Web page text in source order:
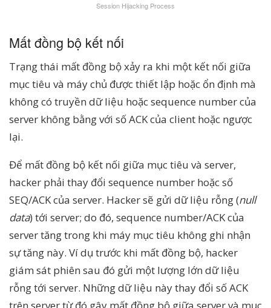
Session Hijacking Process
Mất đồng bộ kết nối
Trạng thái mất đồng bộ xảy ra khi một kết nối giữa
mục tiêu và máy chủ được thiết lập hoặc ổn định mà
không có truyền dữ liệu hoặc sequence number của
server không bằng với số ACK của client hoặc ngược
lại.
Để mất đồng bộ kết nối giữa mục tiêu và server,
hacker phải thay đổi sequence number hoặc số
SEQ/ACK của server. Hacker sẽ gửi dữ liệu rỗng (null
data) tới server; do đó, sequence number/ACK của
server tăng trong khi máy mục tiêu không ghi nhận
sự tăng này. Ví dụ trước khi mất đồng bộ, hacker
giám sát phiên sau đó gửi một lượng lớn dữ liệu
rỗng tới server. Những dữ liệu này thay đổi số ACK